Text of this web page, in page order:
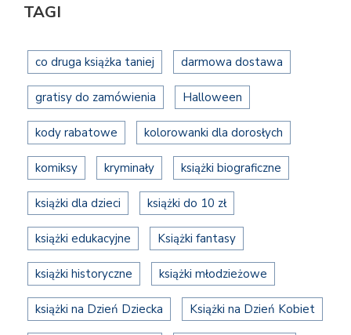
TAGI
co druga książka taniej darmowa dostawa
gratisy do zamówienia Halloween
kody rabatowe kolorowanki dla dorosłych
komiksy kryminały książki biograficzne
książki dla dzieci książki do 10 zł
książki edukacyjne Książki fantasy
książki historyczne książki młodzieżowe
książki na Dzień Dziecka Książki na Dzień Kobiet